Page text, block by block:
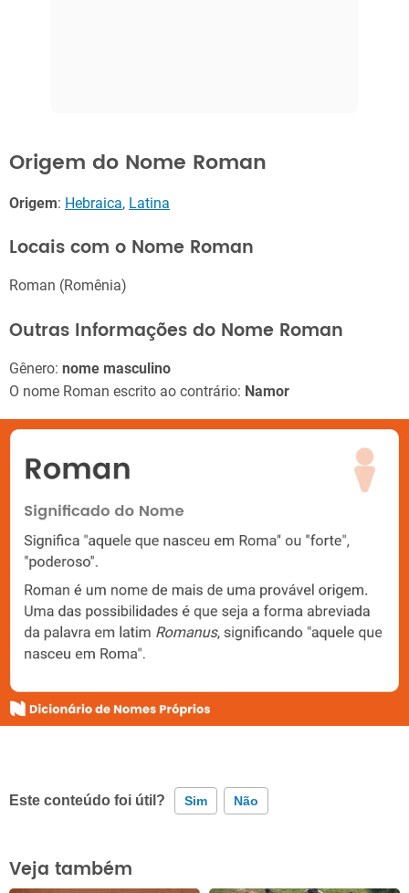
Origem do Nome Roman
Origem: Hebraica, Latina
Locais com o Nome Roman
Roman (Romênia)
Outras Informações do Nome Roman
Gênero: nome masculino
O nome Roman escrito ao contrário: Namor
Este conteúdo foi útil? Sim Não
Este conteúdo contém informação incorreta
Veja também